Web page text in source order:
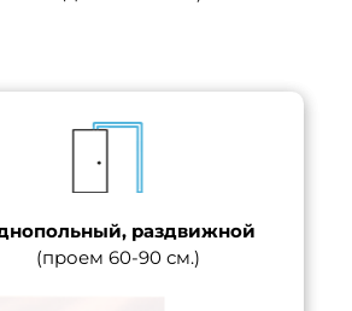
раздвижной
(проем 60-90 см.)